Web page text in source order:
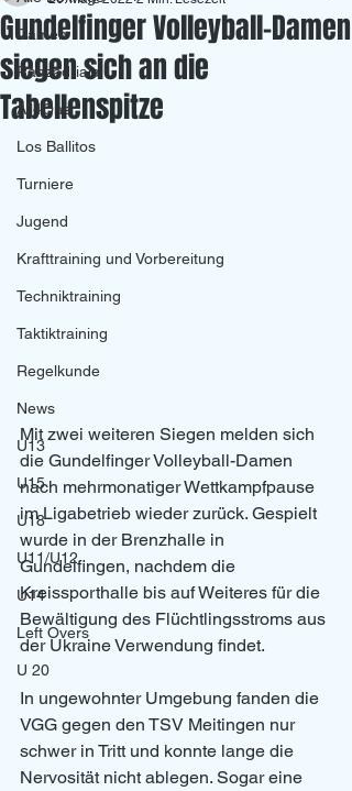
Damen
Ranzadriala
All4One
Los Ballitos
Turniere
Jugend
Krafttraining und Vorbereitung
Techniktraining
Taktiktraining
Regelkunde
News
U13
U15
U18
U11/U12
U14
Left Overs
U 20
Gundelfinger Volleyball-Damen
siegen sich an die
Tabellenspitze
Mit zwei weiteren Siegen melden sich
die Gundelfinger Volleyball-Damen
nach mehrmonatiger Wettkampfpause
im Ligabetrieb wieder zurück. Gespielt
wurde in der Brenzhalle in
Gundelfingen, nachdem die
Kreissporthalle bis auf Weiteres für die
Bewältigung des Flüchtlingsstroms aus
der Ukraine Verwendung findet.
In ungewohnter Umgebung fanden die
VGG gegen den TSV Meitingen nur
schwer in Tritt und konnte lange die
Nervosität nicht ablegen. Sogar eine